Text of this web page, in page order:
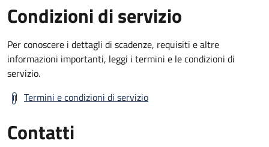
Condizioni di servizio
Per conoscere i dettagli di scadenze, requisiti e altre
informazioni importanti, leggi i termini e le condizioni di
servizio.
Termini e condizioni di servizio
Contatti